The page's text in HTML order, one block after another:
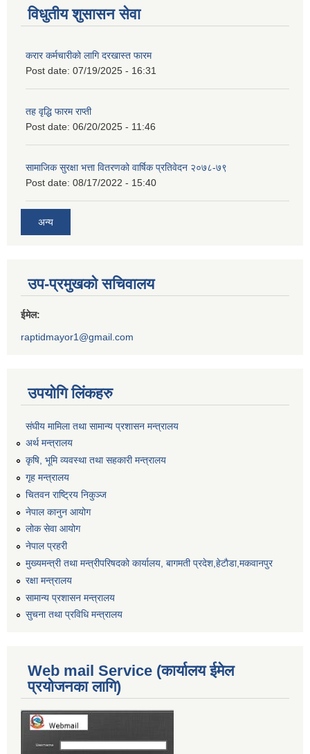
विधुतीय शुसासन सेवा
करार कर्मचारीको लागि दरखास्त फारम
Post date: 07/19/2025 - 16:31
तह वृद्धि फारम राप्ती
Post date: 06/20/2025 - 11:46
सामाजिक सुरक्षा भत्ता वितरणको वार्षिक प्रतिवेदन २०७८-७९
Post date: 08/17/2022 - 15:40
अन्य
उप-प्रमुखको सचिवालय
ईमेल:
raptidmayor1@gmail.com
उपयोगि लिंकहरु
संघीय मामिला तथा सामान्य प्रशासन मन्त्रालय
अर्थ मन्त्रालय
कृषि, भूमि व्यवस्था तथा सहकारी मन्त्रालय
गृह मन्त्रालय
चितवन राष्ट्रिय निकुञ्ज
नेपाल कानुन आयोग
लोक सेवा आयोग
नेपाल प्रहरी
मुख्यमन्त्री तथा मन्त्रीपरिषदको कार्यालय, बागमती प्रदेश,हेटाैडा,मकवानपुर
रक्षा मन्त्रालय
सामान्य प्रशासन मन्त्रालय
सुचना तथा प्रविधि मन्त्रालय
Web mail Service (कार्यालय ईमेल
प्रयोजनका लागि)